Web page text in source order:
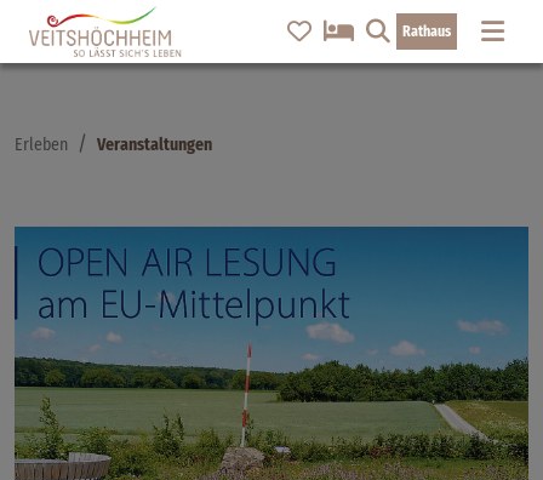
Rathaus
Erleben Veranstaltungen